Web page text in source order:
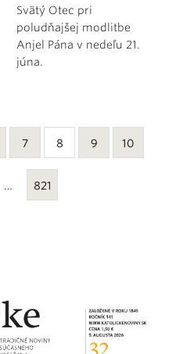
Svätý Otec pri
poludňajšej modlitbe
Anjel Pána v nedeľu 21.
júna.
7 8 9 10
… 821